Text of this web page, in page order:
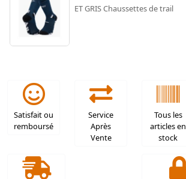
ET GRIS Chaussettes de trail
Satisfait ou
remboursé
Service
Après
Vente
Tous les
articles en
stock